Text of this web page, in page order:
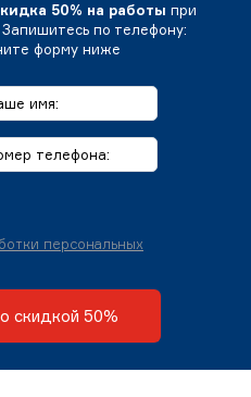
50% на работы при
по телефону:
форму ниже
персональных
скидкой 50%